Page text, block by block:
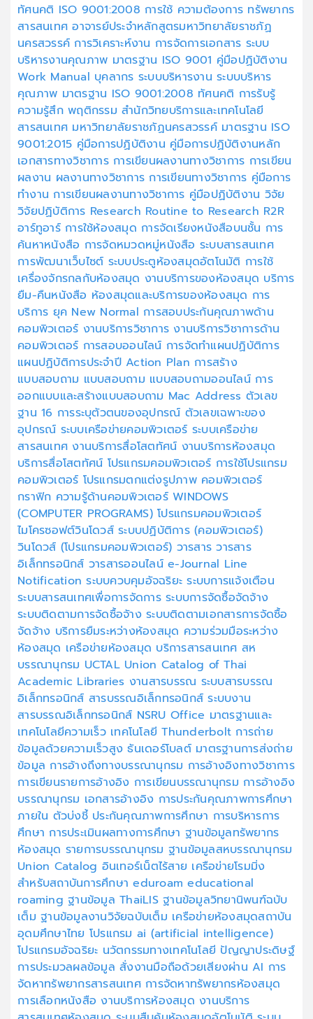
ทัศนคติ ISO 9001:2008 การใช้ ความต้องการ ทรัพยากร
สารสนเทศอาจารย์ประจำหลักสูตรมหาวิทยาลัยราชภัฏ
นครสวรรค์ การวิเคราะห์งาน การจัดการเอกสาร ระบบ
บริหารงานคุณภาพ มาตรฐาน ISO 9001 คู่มือปฏิบัติงาน
Work Manual บุคลากร ระบบบริหารงาน ระบบบริหาร
คุณภาพ มาตรฐาน ISO 9001:2008 ทัศนคติ การรับรู้
ความรู้สึก พฤติกรรม สำนักวิทยบริการและเทคโนโลยี
สารสนเทศ มหาวิทยาลัยราชภัฏนครสวรรค์ มาตรฐาน ISO
9001:2015 คู่มือการปฏิบัติงาน คู่มือการปฏิบัติงานหลัก
เอกสารทางวิชาการ การเขียนผลงานทางวิชาการ การเขียน
ผลงาน ผลงานทางวิชาการ การเขียนทางวิชาการ คู่มือการ
ทำงาน การเขียนผลงานทางวิชาการ คู่มือปฏิบัติงาน วิจัย
วิจัยปฏิบัติการ Research Routine to Research R2R
อาร์ทูอาร์ การใช้ห้องสมุด การจัดเรียงหนังสือบนชั้น การ
ค้นหาหนังสือ การจัดหมวดหมู่หนังสือ ระบบสารสนเทศ
การพัฒนาเว็บไซต์ ระบบประตูห้องสมุดอัตโนมัติ การใช้
เครื่องจักรกลกับห้องสมุด งานบริการของห้องสมุด บริการ
ยืม-คืนหนังสือ ห้องสมุดและบริการของห้องสมุด การ
บริการ ยุค New Normal การสอบประกันคุณภาพด้าน
คอมพิวเตอร์ งานบริการวิชาการงานบริการวิชาการด้าน
คอมพิวเตอร์ การสอบออนไลน์ การจัดทำแผนปฏิบัติการ
แผนปฏิบัติการประจำปี Action Plan การสร้าง
แบบสอบถาม แบบสอบถาม แบบสอบถามออนไลน์ การ
ออกแบบและสร้างแบบสอบถาม Mac Address ตัวเลข
ฐาน 16 การระบุตัวตนของอุปกรณ์ ตัวเลขเฉพาะของ
อุปกรณ์ ระบบเครือข่ายคอมพิวเตอร์ ระบบเครือข่าย
สารสนเทศงานบริการสื่อโสตทัศน์ งานบริการห้องสมุด
บริการสื่อโสตทัศน์ โปรแกรมคอมพิวเตอร์ การใช้โปรแกรม
คอมพิวเตอร์ โปรแกรมตกแต่งรูปภาพ คอมพิวเตอร์
กราฟิก ความรู้ด้านคอมพิวเตอร์ WINDOWS
(COMPUTER PROGRAMS) โปรแกรมคอมพิวเตอร์
ไมโครซอฟต์วินโดวส์ ระบบปฏิบัติการ (คอมพิวเตอร์)
วินโดวส์ (โปรแกรมคอมพิวเตอร์) วารสารวารสาร
อิเล็กทรอนิกส์ วารสารออนไลน์ e-Journal Line
Notificationระบบควบคุมอัจฉริยะระบบการแจ้งเตือน
ระบบสารสนเทศเพื่อการจัดการ ระบบการจัดซื้อจัดจ้าง
ระบบติดตามการจัดซื้อจัาง ระบบติดตามเอกสารการจัดซื้อ
จัดจ้าง บริการยืมระหว่างห้องสมุด ความร่วมมือระหว่าง
ห้องสมุด เครือข่ายห้องสมุด บริการสารสนเทศ สห
บรรณานุกรม UCTAL Union Catalog of Thai
Academic Libraries งานสารบรรณ ระบบสารบรรณ
อิเล็กทรอนิกส์ สารบรรณอิเล็กทรอนิกส์ระบบงาน
สารบรรณอิเล็กทรอนิกส์ NSRU Office มาตรฐานและ
เทคโนโลยีความเร็ว เทคโนโลยี Thunderbolt การถ่าย
ข้อมูลด้วยความเร็วสูงธันเดอร์โบลต์ มาตรฐานการส่งถ่าย
ข้อมูล การอ้างถึงทางบรรณานุกรม การอ้างอิงทางวิชาการ
การเขียนรายการอ้างอิง การเขียนบรรณานุกรม การอ้างอิง
บรรณานุกรม เอกสารอ้างอิง การประกันคุณภาพการศึกษา
ภายใน ตัวบ่งชี้ ประกันคุณภาพการศึกษา การบริหารการ
ศึกษา การประเมินผลทางการศึกษา ฐานข้อมูลทรัพยากร
ห้องสมุด รายการบรรณานุกรม ฐานข้อมูลสหบรรณานุกรม
Union Catalog อินเทอร์เน็ตไร้สาย เครือข่ายโรมมิ่ง
สำหรับสถาบันการศึกษาeduroameducational
roaming ฐานข้อมูล ThaiLIS ฐานข้อมูลวิทยานิพนฑ์ฉบับ
เต็ม ฐานข้อมูลงานวิจัยฉบับเต็ม เครือข่ายห้องสมุดสถาบัน
อุดมศึกษาไทย โปรแกรม ai (artificial intelligence)
โปรแกรมอัจฉริยะ นวัตกรรมทางเทคโนโลยี ปัญญาประดิษฐ์
การประมวลผลข้อมูล สั่งงานมือถือด้วยเสียงผ่าน AI การ
จัดหาทรัพยากรสารสนเทศ การจัดหาทรัพยากรห้องสมุด
การเลือกหนังสืองานบริการห้องสมุด งานบริการ